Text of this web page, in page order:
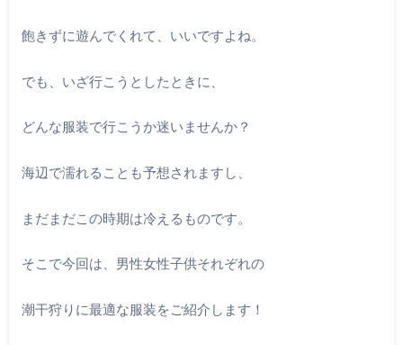
飽きずに遊んでくれて、いいですよね。
でも、いざ行こうとしたときに、
どんな服装で行こうか迷いませんか？
海辺で濡れることも予想されますし、
まだまだこの時期は冷えるものです。
そこで今回は、男性女性子供それぞれの
潮干狩りに最適な服装をご紹介します！